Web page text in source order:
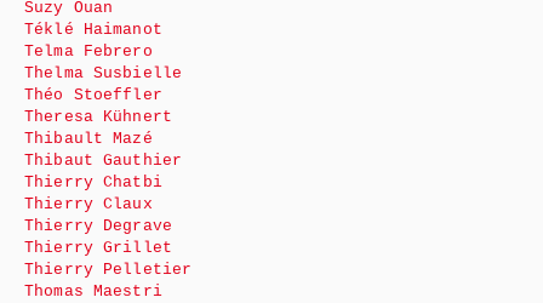
Suzy Ouan
Téklé Haimanot
Telma Febrero
Thelma Susbielle
Théo Stoeffler
Theresa Kühnert
Thibault Mazé
Thibaut Gauthier
Thierry Chatbi
Thierry Claux
Thierry Degrave
Thierry Grillet
Thierry Pelletier
Thomas Maestri